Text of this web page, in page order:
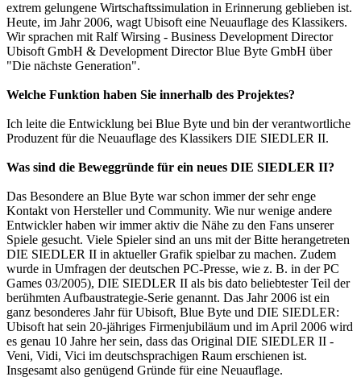
extrem gelungene Wirtschaftssimulation in Erinnerung geblieben ist.
Heute, im Jahr 2006, wagt Ubisoft eine Neuauflage des Klassikers.
Wir sprachen mit Ralf Wirsing - Business Development Director
Ubisoft GmbH & Development Director Blue Byte GmbH über
"Die nächste Generation".
Welche Funktion haben Sie innerhalb des Projektes?
Ich leite die Entwicklung bei Blue Byte und bin der verantwortliche
Produzent für die Neuauflage des Klassikers DIE SIEDLER II.
Was sind die Beweggründe für ein neues DIE SIEDLER II?
Das Besondere an Blue Byte war schon immer der sehr enge
Kontakt von Hersteller und Community. Wie nur wenige andere
Entwickler haben wir immer aktiv die Nähe zu den Fans unserer
Spiele gesucht. Viele Spieler sind an uns mit der Bitte herangetreten
DIE SIEDLER II in aktueller Grafik spielbar zu machen. Zudem
wurde in Umfragen der deutschen PC-Presse, wie z. B. in der PC
Games 03/2005), DIE SIEDLER II als bis dato beliebtester Teil der
berühmten Aufbaustrategie-Serie genannt. Das Jahr 2006 ist ein
ganz besonderes Jahr für Ubisoft, Blue Byte und DIE SIEDLER:
Ubisoft hat sein 20-jähriges Firmenjubiläum und im April 2006 wird
es genau 10 Jahre her sein, dass das Original DIE SIEDLER II -
Veni, Vidi, Vici im deutschsprachigen Raum erschienen ist.
Insgesamt also genügend Gründe für eine Neuauflage.